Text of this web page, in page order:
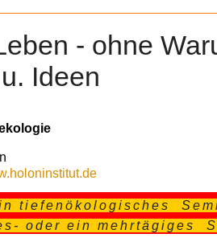
- ohne
Ideen
tiefenökologisches
oder ein mehrtägiges